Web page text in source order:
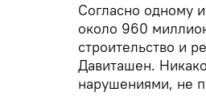
Согласно одному
около 960
строительство и
Давиташен.
нарушениями, не